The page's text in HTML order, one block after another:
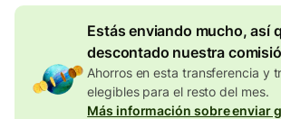
Estás enviando mucho, así
descontado nuestra
Ahorros en esta transferencia y
elegibles para el resto del mes.
Más información sobre enviar